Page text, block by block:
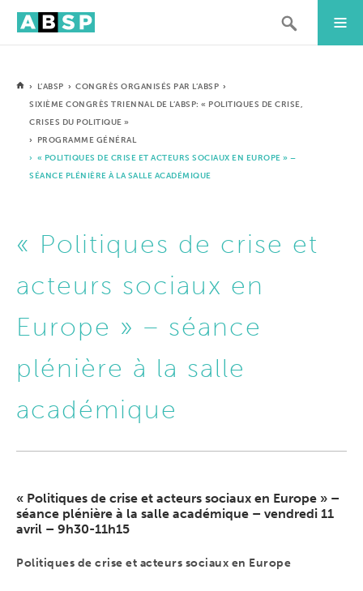
› L’ABSP ›CONGRÈS ORGANISÉS PAR L’ABSP›
SIXIÈME CONGRÈS TRIENNAL DE L’ABSP: « POLITIQUES DE CRISE,
CRISES DU POLITIQUE »
›
PROGRAMME GÉNÉRAL
› « POLITIQUES DE CRISE ET ACTEURS SOCIAUX EN EUROPE » –
SÉANCE PLÉNIÈRE À LA SALLE ACADÉMIQUE
« Politiques de crise et
acteurs sociaux en
Europe » – séance
plénière à la salle
académique
« Politiques de crise et acteurs sociaux en Europe » –
séance plénière à la salle académique – vendredi 11
avril – 9h30-11h15
Politiques de crise et acteurs sociaux en Europe